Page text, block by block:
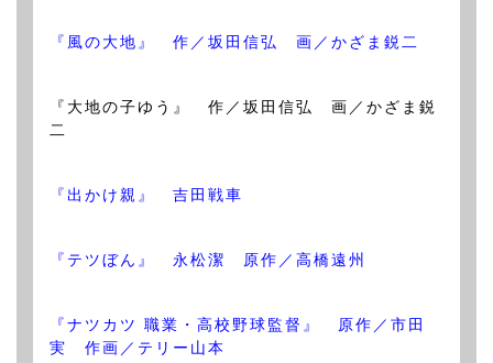
『風の大地』 作／坂田信弘 画／かざま鋭二
『大地の子ゆう』 作／坂田信弘 画／かざま鋭
二
『出かけ親』 吉田戦車
『テツぼん』 永松潔 原作／高橋遠州
『ナツカツ 職業・高校野球監督』 原作／市田
実 作画／テリー山本